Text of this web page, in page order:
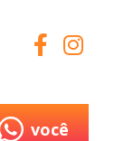
você